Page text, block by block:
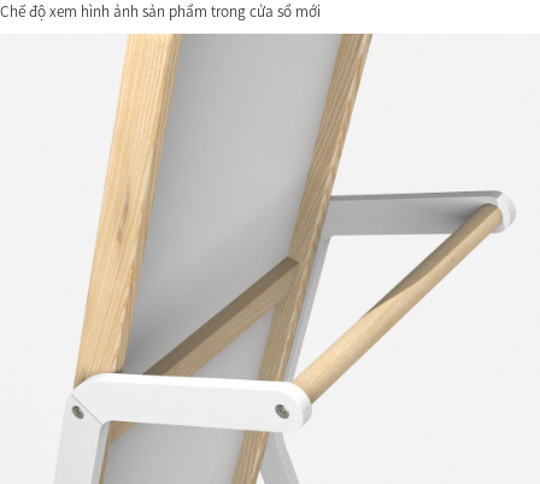
Chế độ xem hình ảnh sản phẩm trong cửa sổ mới